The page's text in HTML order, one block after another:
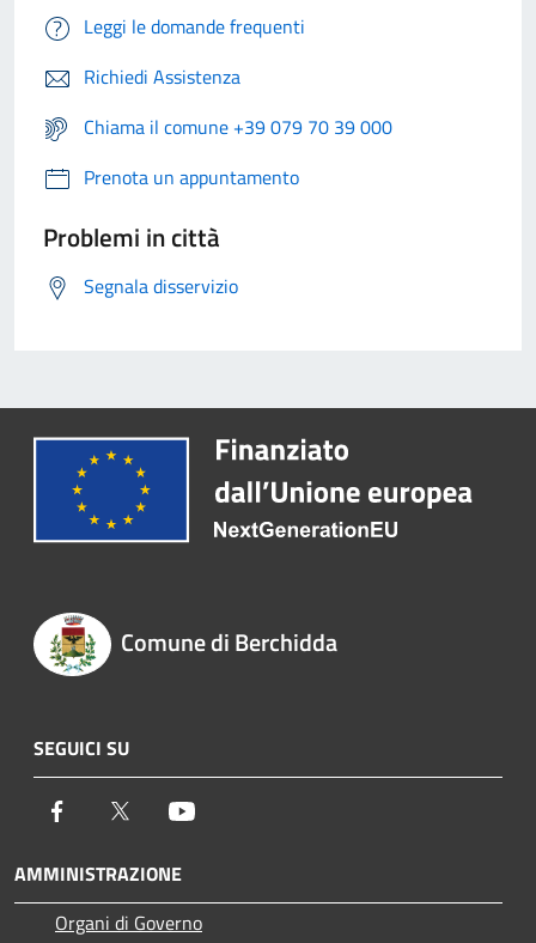
Leggi le domande frequenti
Richiedi Assistenza
Chiama il comune +39 079 70 39 000
Prenota un appuntamento
Problemi in città
Segnala disservizio
Comune di Berchidda
SEGUICI SU
Facebook Twitter
AMMINISTRAZIONE
Organi di Governo